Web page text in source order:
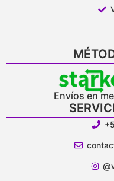
Envíos en